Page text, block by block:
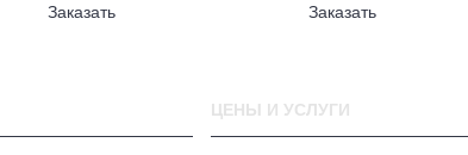
Заказать Заказать
ЦЕНЫ И УСЛУГИ